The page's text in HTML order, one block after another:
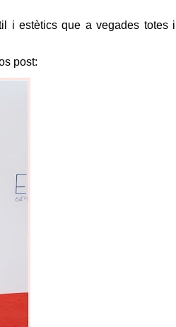
i estètics que a vegades totes i
post: